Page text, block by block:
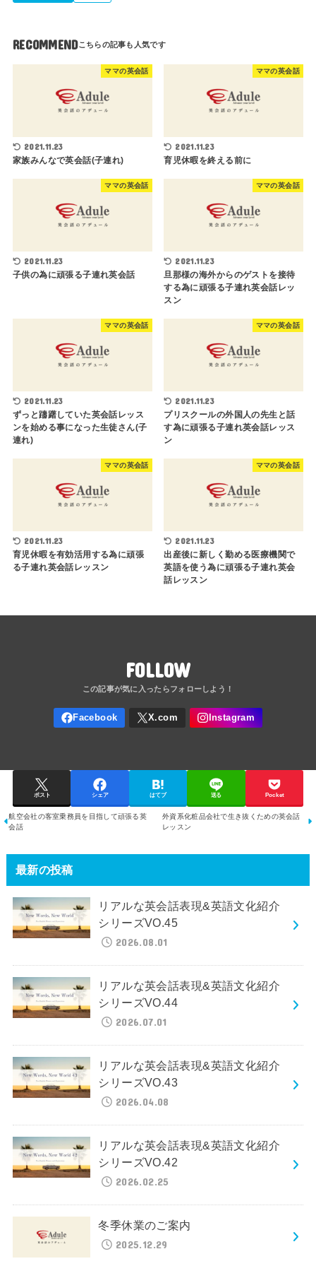
RECOMMEND
ママの英会話
2021.11.23
家族みんなで英会話(子連れ)
ママの英会話
2021.11.23
育児休暇を終える前に
ママの英会話
2021.11.23
子供の為に頑張る子連れ英会話
ママの英会話
2021.11.23
旦那様の海外からのゲストを接待
する為に頑張る子連れ英会話レッ
スン
ママの英会話
2021.11.23
ずっと躊躇していた英会話レッス
ンを始める事になった生徒さん(子
連れ)
ママの英会話
2021.11.23
プリスクールの外国人の先生と話
す為に頑張る子連れ英会話レッス
ン
ママの英会話
2021.11.23
育児休暇を有効活用する為に頑張
る子連れ英会話レッスン
ママの英会話
2021.11.23
出産後に新しく勤める医療機関で
英語を使う為に頑張る子連れ英会
話レッスン
FOLLOW
ポスト シェア はてブ 送る Pocket
航空会社の客室乗務員を目指して頑張る英
会話
外資系化粧品会社で生き抜くための英会話
レッスン
最新の投稿
リアルな英会話表現&英語文化紹介
シリーズVO.45
2026.08.01
リアルな英会話表現&英語文化紹介
シリーズVO.44
2026.07.01
リアルな英会話表現&英語文化紹介
シリーズVO.43
2026.04.08
リアルな英会話表現&英語文化紹介
シリーズVO.42
2026.02.25
冬季休業のご案内
2025.12.29